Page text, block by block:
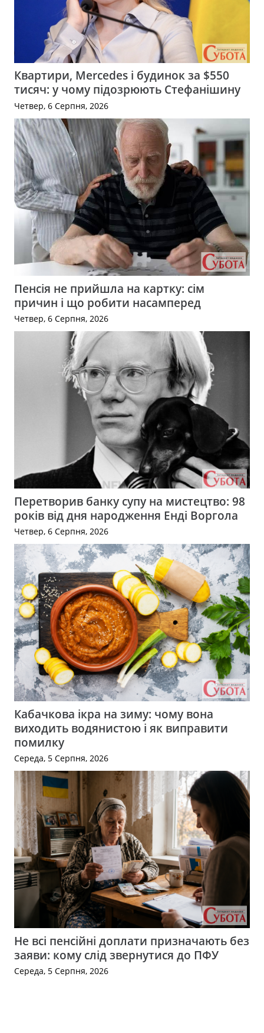
Квартири, Mercedes і будинок за $550
тисяч: у чому підозрюють Стефанішину
Четвер, 6 Серпня, 2026
Пенсія не прийшла на картку: сім
причин і що робити насамперед
Четвер, 6 Серпня, 2026
Перетворив банку супу на мистецтво: 98
років від дня народження Енді Воргола
Четвер, 6 Серпня, 2026
Кабачкова ікра на зиму: чому вона
виходить водянистою і як виправити
помилку
Середа, 5 Серпня, 2026
Не всі пенсійні доплати призначають без
заяви: кому слід звернутися до ПФУ
Середа, 5 Серпня, 2026